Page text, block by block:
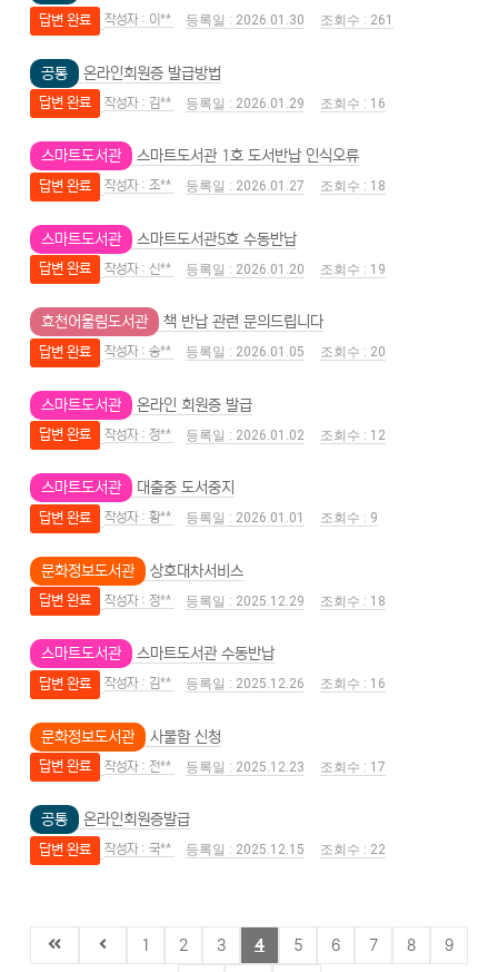
답변 완료 이** 2026.01.30 261
공통 온라인회원증 발급방법
답변 완료 김** 2026.01.29 16
스마트도서관 스마트도서관 1호 도서반납 인식오류
답변 완료 조** 2026.01.27 18
스마트도서관 스마트도서관5호 수동반납
답변 완료 신** 2026.01.20 19
효천어울림도서관 책 반납 관련 문의드립니다
답변 완료 송** 2026.01.05 20
스마트도서관 온라인 회원증 발급
답변 완료 정** 2026.01.02 12
스마트도서관 대출중 도서중지
답변 완료 황** 2026.01.01 9
문화정보도서관 상호대차서비스
답변 완료 정** 2025.12.29 18
스마트도서관 스마트도서관 수동반납
답변 완료 김** 2025.12.26 16
문화정보도서관 사물함 신청
답변 완료 전** 2025.12.23 17
공통 온라인회원증발급
답변 완료 국** 2025.12.15 22
1 2 3 4 5 6 7 8 9